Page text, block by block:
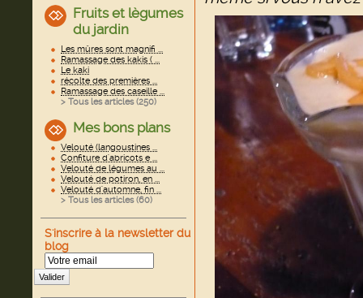
Fruits et lègumes
du jardin
Les mûres sont magnifi ...
Ramassage des kakis ( ...
Le kaki
récolte des premières ...
Ramassage des caseille ...
> Tous les articles (250)
Mes bons plans
Velouté (langoustines ...
Confiture d'abricots e ...
Velouté de légumes au ...
Velouté de potiron, en ...
Velouté d'automne, fin ...
> Tous les articles (60)
S'inscrire à la newsletter du
blog
Valider